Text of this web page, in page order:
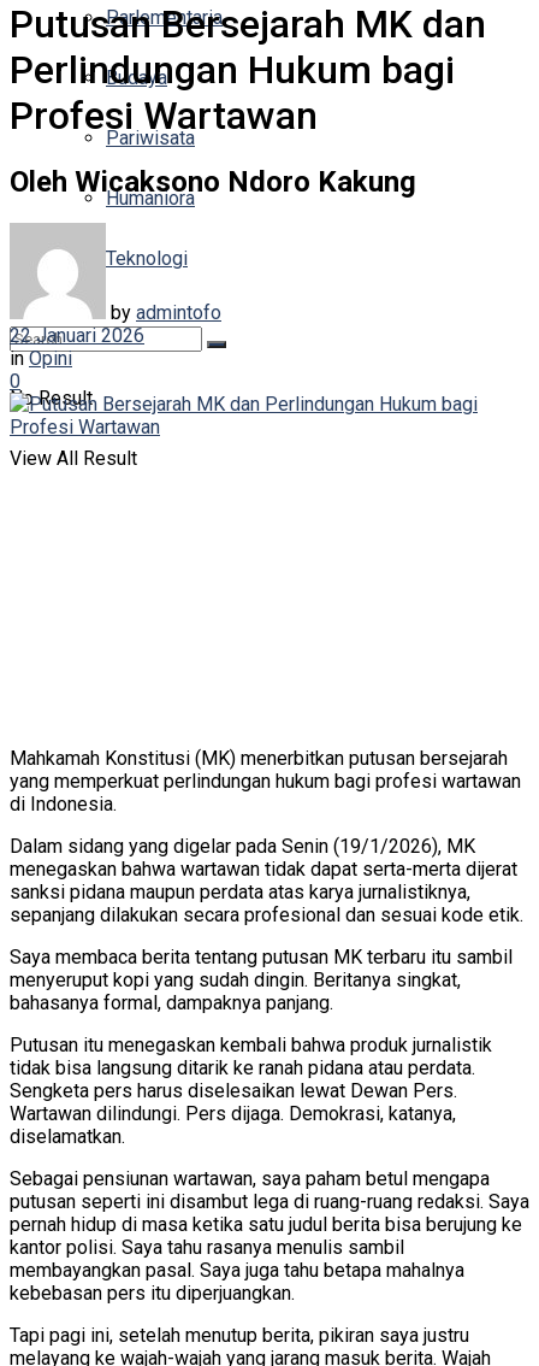
Parlementaria
Budaya
Pariwisata
Humaniora
Teknologi
No Result
View All Result
Putusan Bersejarah MK dan
Perlindungan Hukum bagi
Profesi Wartawan
Oleh Wicaksono Ndoro Kakung
by admintofo
22 Januari 2026
in Opini
0
Mahkamah Konstitusi (MK) menerbitkan putusan bersejarah
yang memperkuat perlindungan hukum bagi profesi wartawan
di Indonesia.
Dalam sidang yang digelar pada Senin (19/1/2026), MK
menegaskan bahwa wartawan tidak dapat serta-merta dijerat
sanksi pidana maupun perdata atas karya jurnalistiknya,
sepanjang dilakukan secara profesional dan sesuai kode etik.
Saya membaca berita tentang putusan MK terbaru itu sambil
menyeruput kopi yang sudah dingin. Beritanya singkat,
bahasanya formal, dampaknya panjang.
Putusan itu menegaskan kembali bahwa produk jurnalistik
tidak bisa langsung ditarik ke ranah pidana atau perdata.
Sengketa pers harus diselesaikan lewat Dewan Pers.
Wartawan dilindungi. Pers dijaga. Demokrasi, katanya,
diselamatkan.
Sebagai pensiunan wartawan, saya paham betul mengapa
putusan seperti ini disambut lega di ruang-ruang redaksi. Saya
pernah hidup di masa ketika satu judul berita bisa berujung ke
kantor polisi. Saya tahu rasanya menulis sambil
membayangkan pasal. Saya juga tahu betapa mahalnya
kebebasan pers itu diperjuangkan.
Tapi pagi ini, setelah menutup berita, pikiran saya justru
melayang ke wajah-wajah yang jarang masuk berita. Wajah